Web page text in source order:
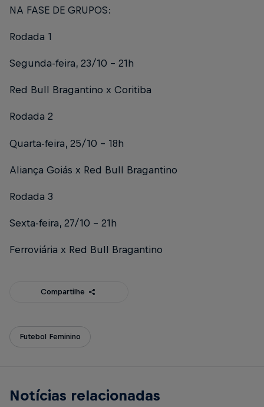
NA FASE DE GRUPOS:
Rodada 1
Segunda-feira, 23/10 - 21h
Red Bull Bragantino x Coritiba
Rodada 2
Quarta-feira, 25/10 – 18h
Aliança Goiás x Red Bull Bragantino
Rodada 3
Sexta-feira, 27/10 – 21h
Ferroviária x Red Bull Bragantino
Compartilhe
Futebol Feminino
Notícias relacionadas